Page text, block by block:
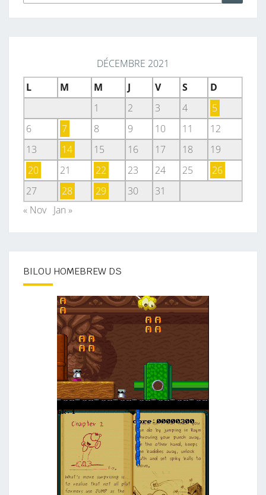
DÉCEMBRE 2021
L
M M J V S
D
1
2 3 4
5
6
7 8 9 10 11
12
13
14 15 16 17 18
19
20
21 22 23 24 25
26
27
28 29 30
31
« Nov Jan »
BILOU HOMEBREW DS